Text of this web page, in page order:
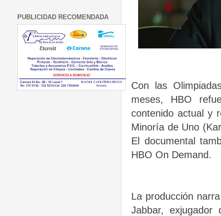
Con las
meses, HBO
contenido actual y
Minoría de Uno
El documental
HBO On Demand.
La producción
Jabbar, exjugador
PUBLICIDAD RECOMENDADA